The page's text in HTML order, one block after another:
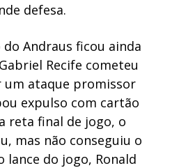
defesa.
do Andraus ficou ainda
Recife cometeu
ataque promissor
expulso com cartão
reta final de jogo, o
mas não conseguiu o
do jogo, Ronald